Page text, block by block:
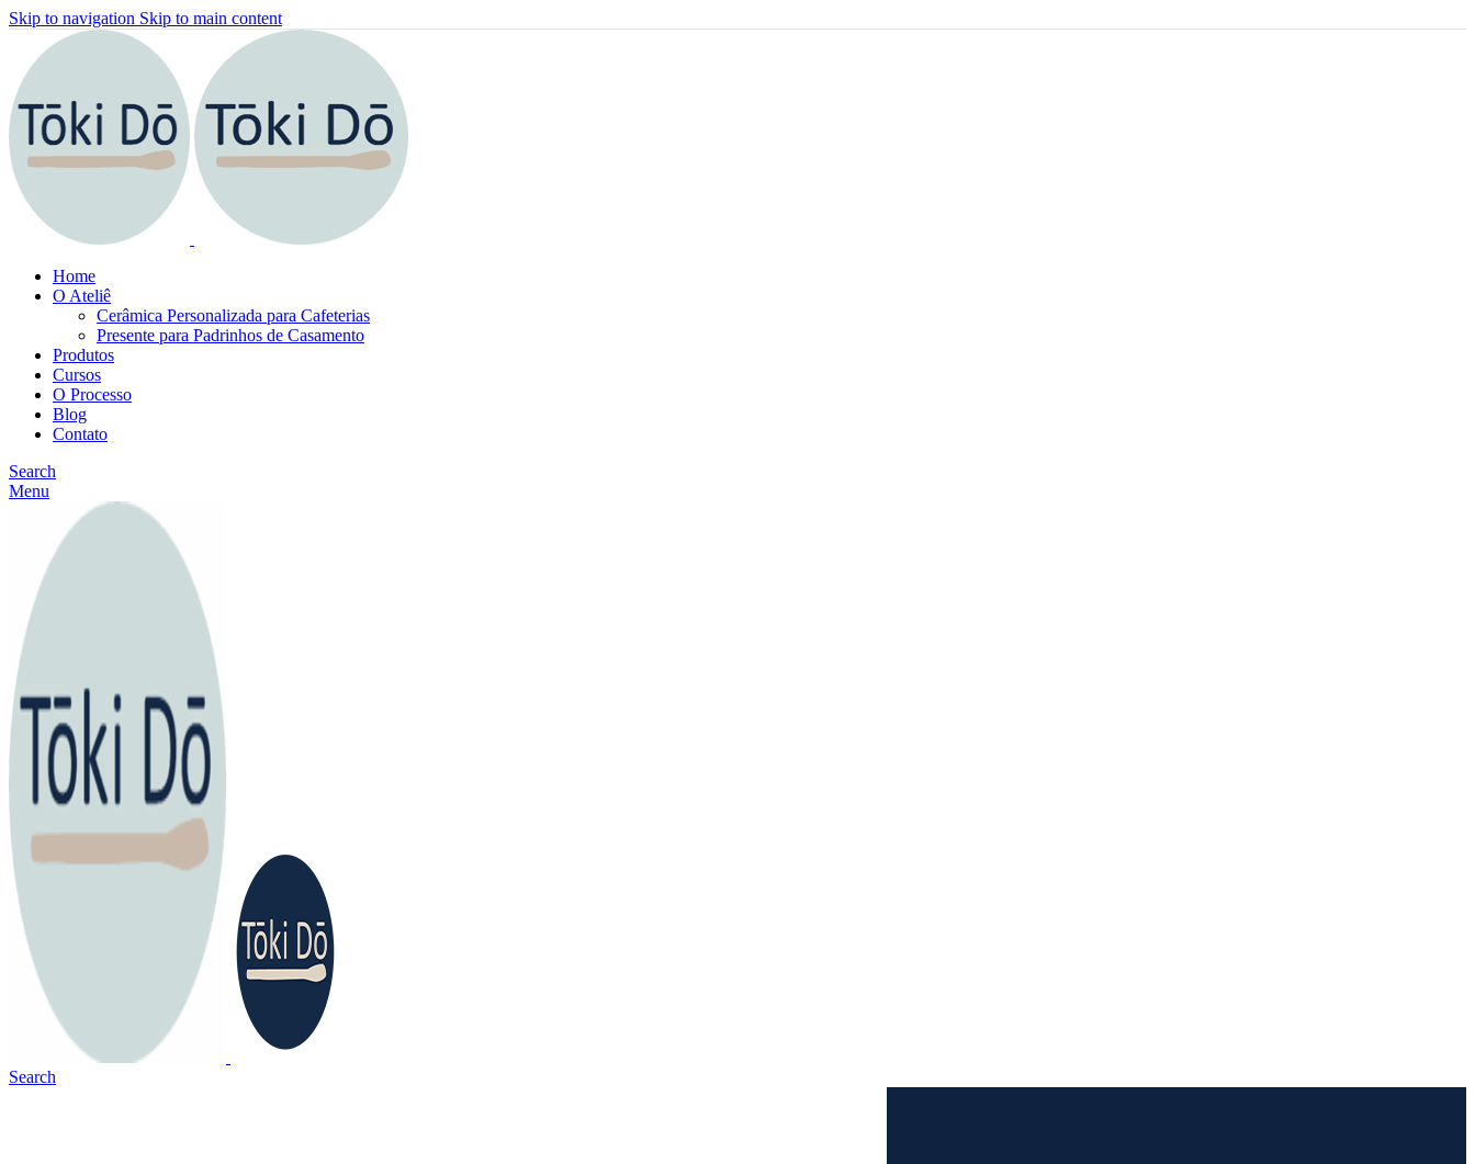
Skip to navigation Skip to main content
Home
O Ateliê
Cerâmica Personalizada para Cafeterias
Presente para Padrinhos de Casamento
Produtos
Cursos
O Processo
Blog
Contato
Search
Menu
Search